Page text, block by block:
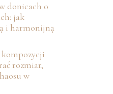
donicach o
jak
i harmonijną
kompozycji
rozmiar,
w